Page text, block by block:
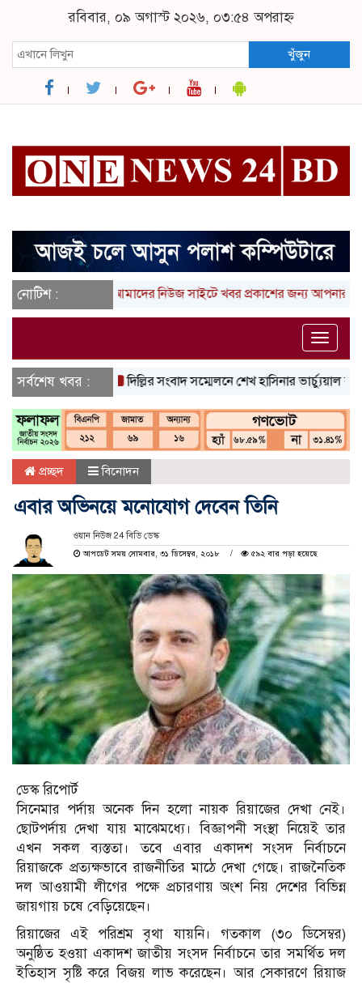
রবিবার, ০৯ অগাস্ট ২০২৬, ০৩:৫৪ অপরাহ্ন
খুঁজুন
নোটিশ : আমাদের নিউজ সাইটে খবর প্রকাশের জন্য আপনার লিখা
Toggle
সর্বশেষ খবর :দিল্লির সংবাদ সম্মেলনে শেখ হাসিনার ভার্চ্যুয়াল বক্তব্যে
প্রচ্ছদ বিনোদন
এবার অভিনয়ে মনোযোগ দেবেন তিনি
ওয়ান নিউজ 24 বিডি ডেস্ক
আপডেট সময় সোমবার, ৩১ ডিসেম্বর, ২০১৮
৫৯২ বার পড়া হয়েছে
ডেস্ক রিপোর্ট
সিনেমার পর্দায় অনেক দিন হলো নায়ক রিয়াজের দেখা নেই।
ছোটপর্দায় দেখা যায় মাঝেমধ্যে। বিজ্ঞাপনী সংস্থা নিয়েই তার
এখন সকল ব্যস্ততা। তবে এবার একাদশ সংসদ নির্বাচনে
রিয়াজকে প্রত্যক্ষভাবে রাজনীতির মাঠে দেখা গেছে। রাজনৈতিক
দল আওয়ামী লীগের পক্ষে প্রচারণায় অংশ নিয় দেশের বিভিন্ন
জায়গায় চষে বেড়িয়েছেন।
রিয়াজের এই পরিশ্রম বৃথা যায়নি। গতকাল (৩০ ডিসেম্বর)
অনুষ্ঠিত হওয়া একাদশ জাতীয় সংসদ নির্বাচনে তার সমর্থিত দল
ইতিহাস সৃষ্টি করে বিজয় লাভ করেছেন। আর সেকারণে রিয়াজ